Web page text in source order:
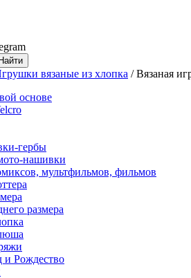
вязаные из хлопка /Вязаная
основе
гербы
нашивки
мультфильмов, фильмов
размера
Рождество